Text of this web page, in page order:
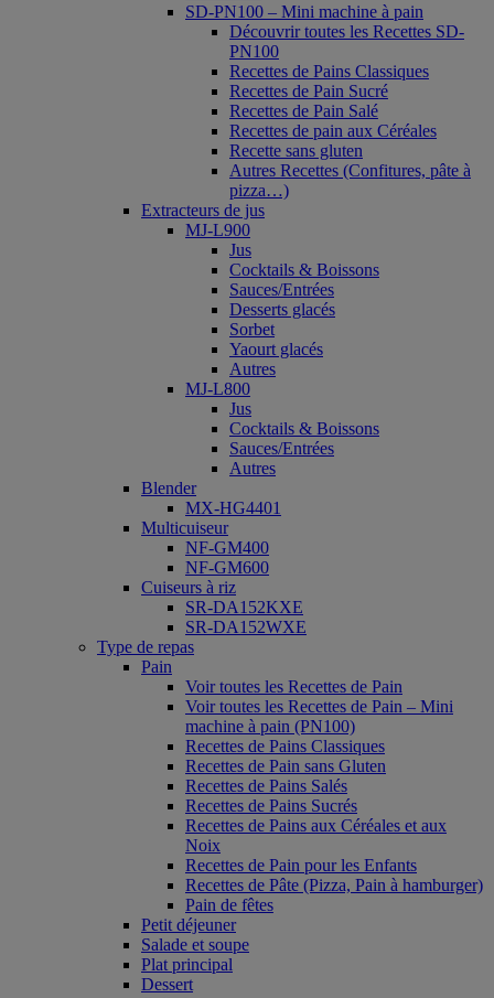
SD-PN100 – Mini machine à pain
Découvrir toutes les Recettes SD-
PN100
Recettes de Pains Classiques
Recettes de Pain Sucré
Recettes de Pain Salé
Recettes de pain aux Céréales
Recette sans gluten
Autres Recettes (Confitures, pâte à
pizza…)
Extracteurs de jus
MJ-L900
Jus
Cocktails & Boissons
Sauces/Entrées
Desserts glacés
Sorbet
Yaourt glacés
Autres
MJ-L800
Jus
Cocktails & Boissons
Sauces/Entrées
Autres
Blender
MX-HG4401
Multicuiseur
NF-GM400
NF-GM600
Cuiseurs à riz
SR-DA152KXE
SR-DA152WXE
Type de repas
Pain
Voir toutes les Recettes de Pain
Voir toutes les Recettes de Pain – Mini
machine à pain (PN100)
Recettes de Pains Classiques
Recettes de Pain sans Gluten
Recettes de Pains Salés
Recettes de Pains Sucrés
Recettes de Pains aux Céréales et aux
Noix
Recettes de Pain pour les Enfants
Recettes de Pâte (Pizza, Pain à hamburger)
Pain de fêtes
Petit déjeuner
Salade et soupe
Plat principal
Dessert